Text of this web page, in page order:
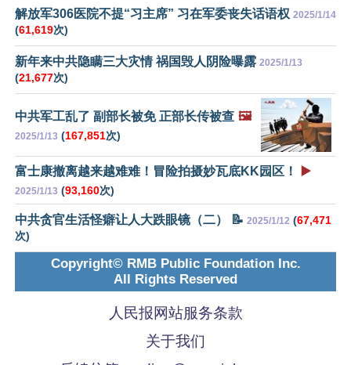
解放军306医院不提“习主席” 习在军委丧失话语权 2025/1/14
(61,619次)
新年来中共隐瞒三大灾情 祸国毁人阴险曝露 2025/1/13
(21,677次)
中共军工乱了 副部长被免 正部长传被查 🖼️
2025/1/13 (167,851次)
富士康撤离越来越难难！冒险拍摄妙瓦底KK园区！ ▶️
2025/1/13 (93,160次)
中共贪官生活怪癖让人大跌眼镜（二） 📝 2025/1/12 (67,471
次)
Copyright© RMB Public Foundation Inc.
All Rights Reserved
人民报网站服务条款
关于我们